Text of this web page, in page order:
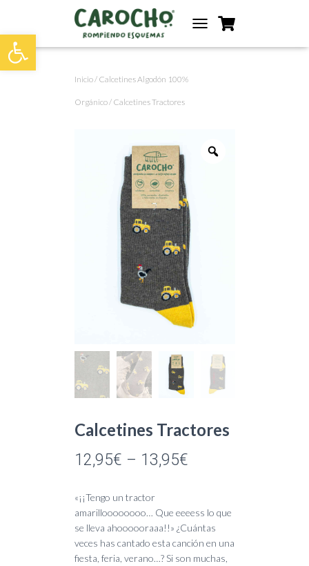
Abrir barra de herramientas
O
Inicio/ Calcetines Algodón 100%
Orgánico/ Calcetines Tractores
Calcetines Tractores
12,95€ – 13,95€
«¡¡Tengo un tractor
amarilloooooooo… Que eeeess lo que
se lleva ahoooooraaa!!» ¿Cuántas
veces has cantado esta canción en una
fiesta, feria, verano…? Si son muchas,